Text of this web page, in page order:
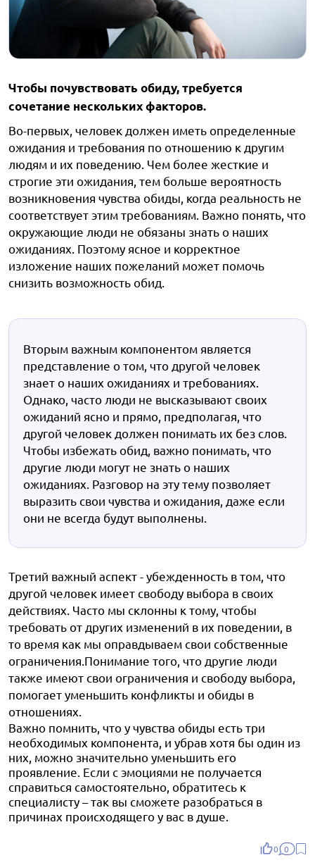
Чтобы почувствовать обиду, требуется
сочетание нескольких факторов.
Во-первых, человек должен иметь определенные
ожидания и требования по отношению к другим
людям и их поведению. Чем более жесткие и
строгие эти ожидания, тем больше вероятность
возникновения чувства обиды, когда реальность не
соответствует этим требованиям. Важно понять, что
окружающие люди не обязаны знать о наших
ожиданиях. Поэтому ясное и корректное
изложение наших пожеланий может помочь
снизить возможность обид.
Вторым важным компонентом является
представление о том, что другой человек
знает о наших ожиданиях и требованиях.
Однако, часто люди не высказывают своих
ожиданий ясно и прямо, предполагая, что
другой человек должен понимать их без слов.
Чтобы избежать обид, важно понимать, что
другие люди могут не знать о наших
ожиданиях. Разговор на эту тему позволяет
выразить свои чувства и ожидания, даже если
они не всегда будут выполнены.
Третий важный аспект - убежденность в том, что
другой человек имеет свободу выбора в своих
действиях. Часто мы склонны к тому, чтобы
требовать от других изменений в их поведении, в
то время как мы оправдываем свои собственные
ограничения.Понимание того, что другие люди
также имеют свои ограничения и свободу выбора,
помогает уменьшить конфликты и обиды в
отношениях.
Важно помнить, что у чувства обиды есть три
необходимых компонента, и убрав хотя бы один из
них, можно значительно уменьшить его
проявление. Если с эмоциями не получается
справиться самостоятельно, обратитесь к
специалисту – так вы сможете разобраться в
причинах происходящего у вас в душе.
0 0